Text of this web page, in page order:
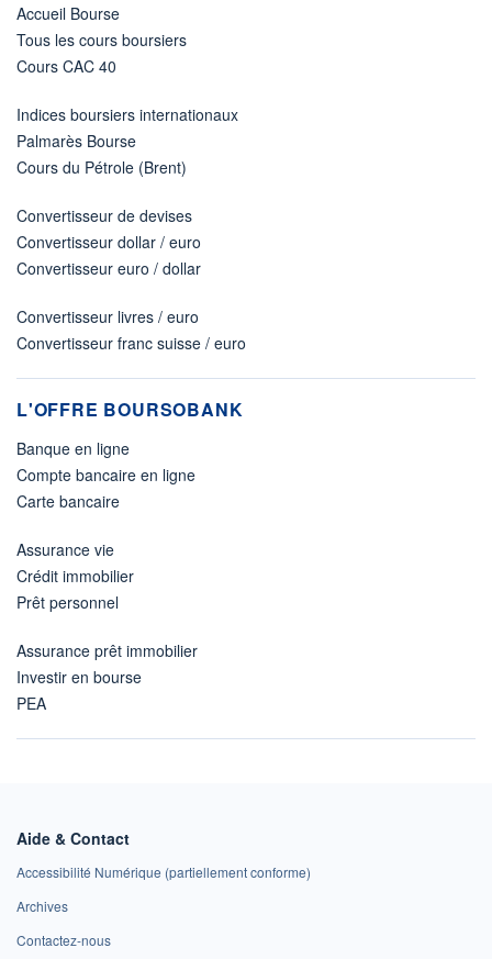
Accueil Bourse
Tous les cours boursiers
Cours CAC 40
Indices boursiers internationaux
Palmarès Bourse
Cours du Pétrole (Brent)
Convertisseur de devises
Convertisseur dollar / euro
Convertisseur euro / dollar
Convertisseur livres / euro
Convertisseur franc suisse / euro
L'OFFRE BOURSOBANK
Banque en ligne
Compte bancaire en ligne
Carte bancaire
Assurance vie
Crédit immobilier
Prêt personnel
Assurance prêt immobilier
Investir en bourse
PEA
Aide & Contact
Accessibilité Numérique (partiellement conforme)
Archives
Contactez-nous